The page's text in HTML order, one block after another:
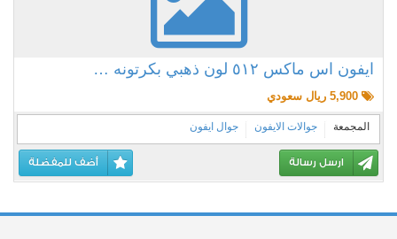
ايفون اس ماكس ٥١٢ لون ذهبي بكرتونه …
المجمعة جوالات الايفون جوال ايفون
ارسل رسالة أضف للمفضلة